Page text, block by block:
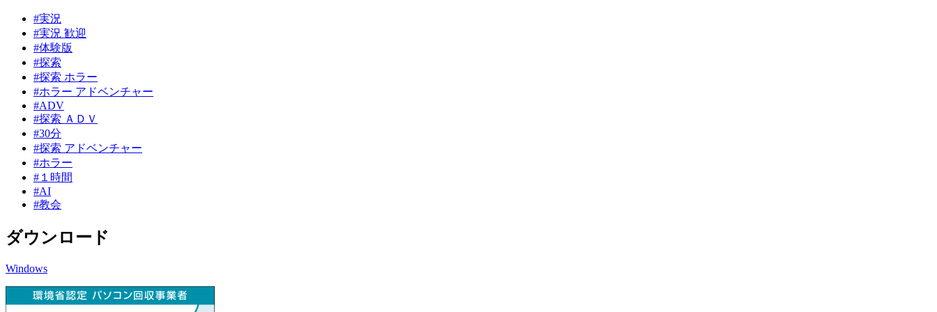
#実況
#実況 歓迎
#体験版
#探索
#探索 ホラー
#ホラー アドベンチャー
#ADV
#探索 ＡＤＶ
#30分
#探索 アドベンチャー
#ホラー
#１時間
#AI
#教会
ダウンロード
Windows